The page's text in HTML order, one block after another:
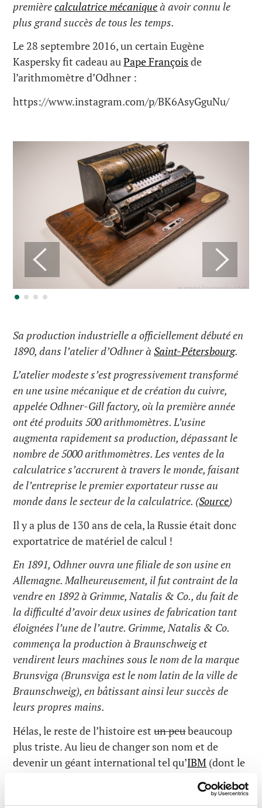
premièrecalculatrice mécaniqueà avoir connu le
plus grand succès de tous les temps.
Le 28 septembre 2016, un certain Eugène
Kaspersky fit cadeau auPape François de
l’arithmomètre d’Odhner :
https://www.instagram.com/p/BK6AsyGguNu/
Sa production industrielle a officiellement débuté en
1890, dans l’atelier d’Odhner àSaint-Pétersbourg.
L’atelier modeste s’est progressivement transformé
en une usine mécanique et de création du cuivre,
appelée Odhner-Gill factory, où la première année
ont été produits 500 arithmomètres. L’usine
augmenta rapidement sa production, dépassant le
nombre de 5000 arithmomètres. Les ventes de la
calculatrice s’accrurent à travers le monde, faisant
de l’entreprise le premier exportateur russe au
monde dans le secteur de la calculatrice. (Source)
Il y a plus de 130 ans de cela, la Russie était donc
exportatrice de matériel de calcul !
En 1891, Odhner ouvra une filiale de son usine en
Allemagne. Malheureusement, il fut contraint de la
vendre en 1892 à Grimme, Natalis & Co., du fait de
la difficulté d’avoir deux usines de fabrication tant
éloignées l’une de l’autre. Grimme, Natalis & Co.
commença la production à Braunschweig et
vendirent leurs machines sous le nom de la marque
Brunsviga (Brunsviga est le nom latin de la ville de
Braunschweig), en bâtissant ainsi leur succès de
leurs propres mains.
Hélas, le reste de l’histoire estun peubeaucoup
plus triste. Au lieu de changer son nom et de
devenir un géant international tel qu’IBM (dont le
(the Computing-